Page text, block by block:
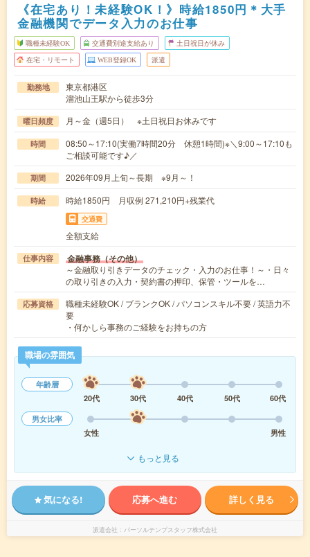
《在宅あり！未経験OK！》時給1850円＊大手
金融機関でデータ入力のお仕事
職種未経験OK 交通費別途支給あり 土日祝日が休み
在宅・リモート WEB登録OK 派遣
勤務地
東京都港区
溜池山王駅から徒歩3分
曜日頻度 月～金（週5日） ※土日祝日お休みです
時間
08:50～17:10(実働7時間20分 休憩1時間)※＼9:00～17:10も
ご相談可能です♪／
期間 2026年09月上旬～長期 ※9月～！
時給 時給1850円 月収例 271,210円+残業代
交通費
全額支給
仕事内容 金融事務（その他）
～金融取り引きデータのチェック・入力のお仕事！～・日々
の取り引きの入力・契約書の押印、保管・ツールを…
応募資格
職種未経験OK / ブランクOK / パソコンスキル不要 / 英語力不
要
・何かしら事務のご経験をお持ちの方
職場の雰囲気
年齢層
20代
30代 40代 50代
60代
男女比率
女性
男性
もっと見る
気になる! 応募へ進む 詳しく見る
派遣会社 パーソルテンプスタッフ株式会社